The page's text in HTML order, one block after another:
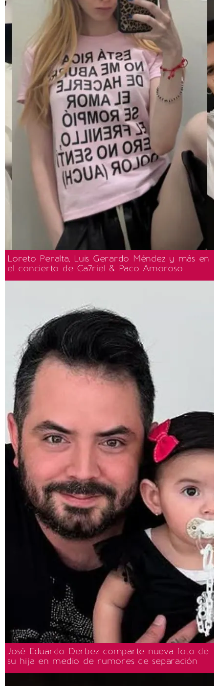
Loreto Peralta, Luis Gerardo Méndez y más en
el concierto de Ca7riel & Paco Amoroso
José Eduardo Derbez comparte nueva foto de
su hija en medio de rumores de separación